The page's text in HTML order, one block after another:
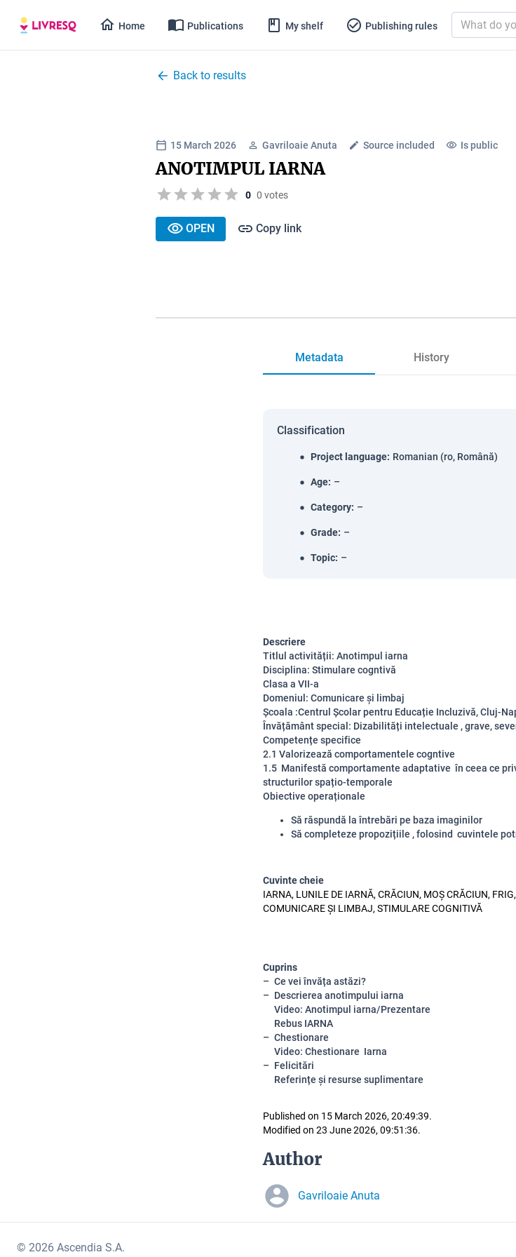
Home Publications My shelf Publishing rules
Back to results
15 March 2026 Gavriloaie Anuta Source included Is public
ANOTIMPUL IARNA
0 0 votes
OPEN Copy link
Metadata History
Classification
Project language: Romanian (ro, Română)
Age: –
Category: –
Grade: –
Topic: –
Descriere
Titlul activității: Anotimpul iarna
Disciplina: Stimulare cogntivă
Clasa a VII-a
Domeniul: Comunicare și limbaj
Școala :Centrul Școlar pentru Educație Incluzivă, Cluj-
Învățământ special: Dizabilități intelectuale , grave,
Competențe specifice
2.1 Valorizează comportamentele cogntive
1.5 Manifestă comportamente adaptative în ceea ce
structurilor spațio-temporale
Obiective operaționale
Să răspundă la întrebări pe baza imaginilor
Să completeze propozițiile , folosind cuvintele
Cuvinte cheie
IARNA, LUNILE DE IARNĂ, CRĂCIUN, MOȘ CRĂCIUN,
COMUNICARE ȘI LIMBAJ, STIMULARE COGNITIVĂ
Cuprins
Ce vei învăța astăzi?
Descrierea anotimpului iarna
Video: Anotimpul iarna/Prezentare
Rebus IARNA
Chestionare
Video: Chestionare Iarna
Felicitări
Referințe și resurse suplimentare
Published on 15 March 2026, 20:49:39.
Modified on 23 June 2026, 09:51:36.
Author
Gavriloaie Anuta
© 2026 Ascendia S.A.